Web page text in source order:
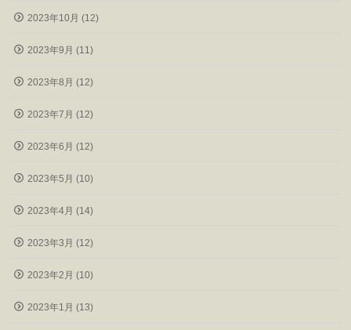
2023年10月 (12)
2023年9月 (11)
2023年8月 (12)
2023年7月 (12)
2023年6月 (12)
2023年5月 (10)
2023年4月 (14)
2023年3月 (12)
2023年2月 (10)
2023年1月 (13)